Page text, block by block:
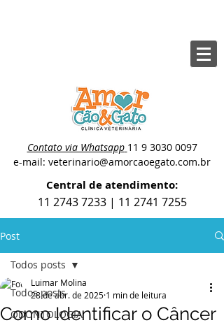
Contato via Whatsapp 11 9 3030 0097
e-mail: veterinario@amorcaoegato.com.br
Central de atendimento:
11 2743 7233| 11 2741 7255
Post
Todos posts
ODONTOLOGIA
Todos posts
Como Identificar o Câncer
Luimar Molina
28 de abr. de 2025 1 min de leitura